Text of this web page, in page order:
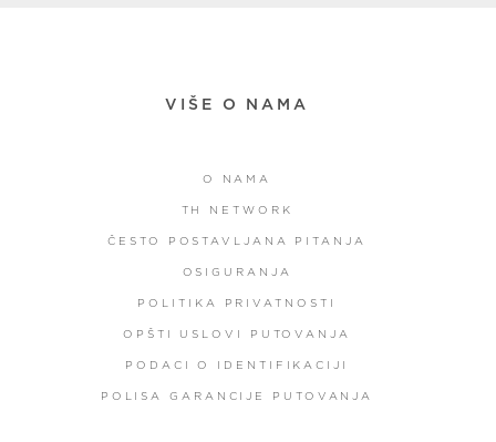
VIŠE O NAMA
O NAMA
TH NETWORK
ČESTO POSTAVLJANA PITANJA
OSIGURANJA
POLITIKA PRIVATNOSTI
OPŠTI USLOVI PUTOVANJA
PODACI O IDENTIFIKACIJI
POLISA GARANCIJE PUTOVANJA